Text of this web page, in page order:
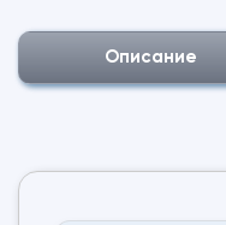
Описание